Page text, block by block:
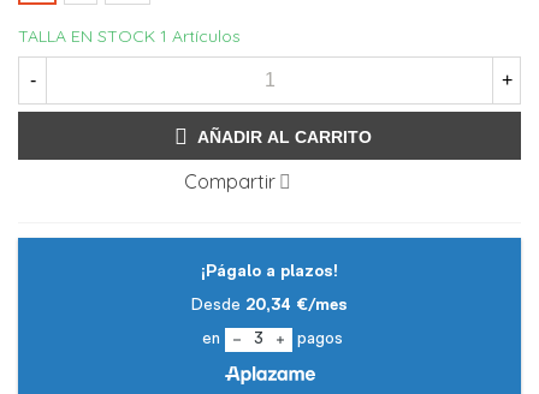
TALLA EN STOCK 1 Artículos
- +
AÑADIR AL CARRITO
Compartir